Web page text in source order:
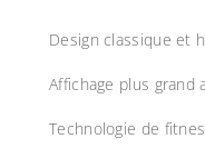
Design classique et
Affichage plus
Technologie de